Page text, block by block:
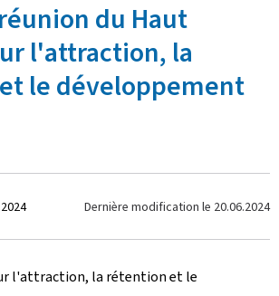
du Haut
l'attraction, la
le développement
Dernière modification le 20.06.2024
l'attraction, la rétention et le